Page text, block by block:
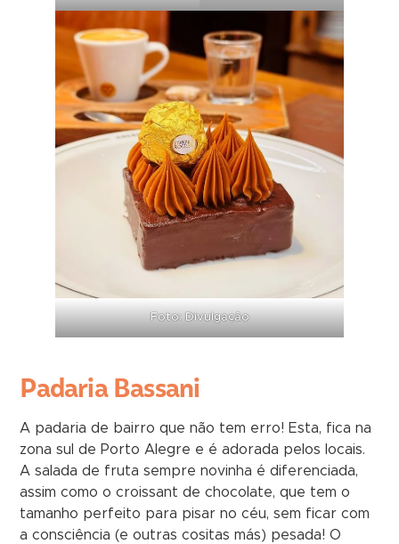
Foto: Divulgação
Padaria Bassani
A padaria de bairro que não tem erro! Esta, fica na
zona sul de Porto Alegre e é adorada pelos locais.
A salada de fruta sempre novinha é diferenciada,
assim como o croissant de chocolate, que tem o
tamanho perfeito para pisar no céu, sem ficar com
a consciência (e outras cositas más) pesada! O